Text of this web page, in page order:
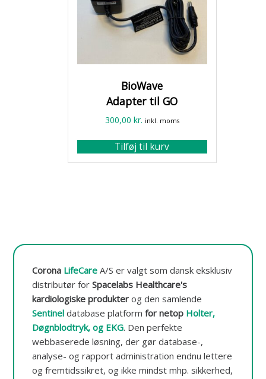
BioWave
Adapter til GO
300,00 kr. inkl. moms
Tilføj til kurv
Corona LifeCare A/S er valgt som dansk eksklusiv
distributør for Spacelabs Healthcare's
kardiologiske produkterog den samlende
Sentinel database platform for netop Holter,
Døgnblodtryk, og EKG. Den perfekte
webbaserede løsning, der gør database-,
analyse- og rapport administration endnu lettere
og fremtidssikret, og ikke mindst mhp. sikkerhed,